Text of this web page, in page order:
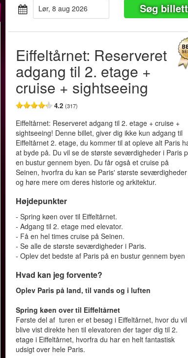
lør, 8 aug 2026
Søg
Eiffeltårnet: Reserveret
adgang til 2. etage +
cruise + sightseeing
4.2(317)
Eiffeltårnet: Reserveret adgang til 2. etage + cruise +
sightseeing! Denne billet, giver dig ikke kun adgang til
Eiffeltårnet 2. etage, du kommer til at opleve alt Paris
at byde på. Du vil se de største seværdigheder i Paris
en bustur gennem byen. Du får også et cruise på
Seinen, hvorfra du kan se Paris' største seværdigheder
og høre mere om deres historie og arkitektur.
Højdepunkter
- Spring køen over til Eiffeltårnet.
- Adgang til 2. etage med elevator.
- Få en hel times cruise på Seinen.
- Se alle de største seværdigheder i Paris.
- Oplev det bedste af Paris på en bustur gennem byen
Hvad kan jeg forvente?
Oplev Paris på land, til vands og i luften
Spring køen over til Eiffeltårnet
Første del af turen er et besøg i Eiffeltårnet, hvor du vil
blive vist direkte hen til elevatoren der tager dig til 2.
etage i Eiffeltårnet, hvorfra du har en helt fantastisk
udsigt over hele Paris.